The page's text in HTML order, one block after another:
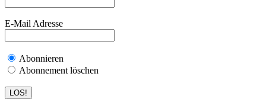
E-Mail Adresse
Abonnieren
Abonnement löschen